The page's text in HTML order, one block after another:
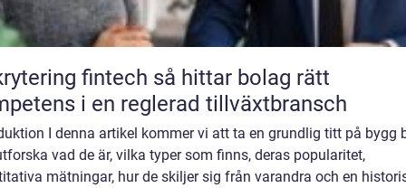
fintech så hittar bolag rätt
i en reglerad tillväxtbransch
I denna artikel kommer vi att ta en grundlig titt på bygg
vad de är, vilka typer som finns, deras popularitet,
mätningar, hur de skiljer sig från varandra och en